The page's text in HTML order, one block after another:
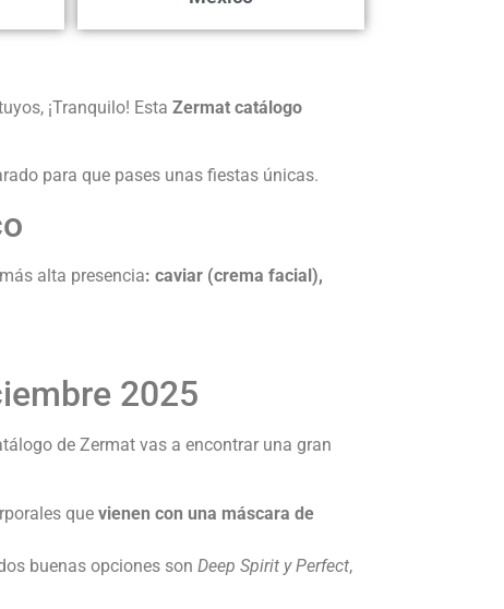
¡Tranquilo! Esta Zermat catálogo
para que pases unas fiestas únicas.
alta presencia: caviar (crema facial),
2025
de Zermat vas a encontrar una gran
que vienen con una máscara de
buenas opciones son Deep Spirit y Perfect,